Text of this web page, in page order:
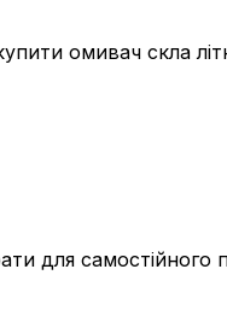
омивач скла
для самостійного